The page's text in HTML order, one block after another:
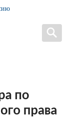
по
права